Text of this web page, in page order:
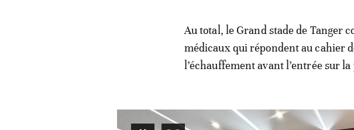
Au total, le Grand stade de Tanger
médicaux qui répondent au cahier
l’échauffement avant l’entrée sur la